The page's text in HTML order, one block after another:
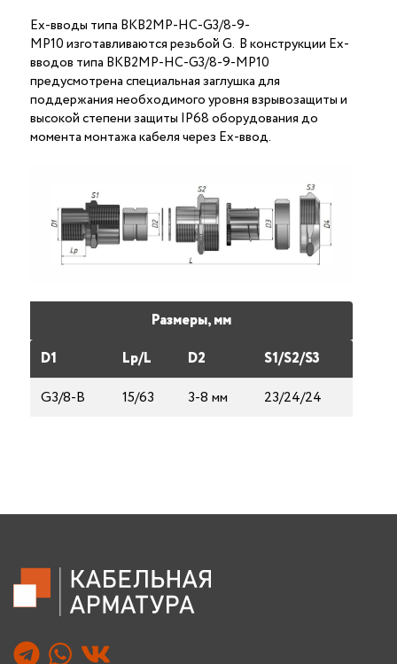
Ex-вводы типа ВКВ2МР-НС-G3/8-9-
МР10 изготавливаются резьбой G. В конструкции Ex-
вводов типа ВКВ2МР-НС-G3/8-9-МР10
предусмотрена специальная заглушка для
поддержания необходимого уровня взрывозащиты и
высокой степени защиты IP68 оборудования до
момента монтажа кабеля через Ex-ввод.
Размеры, мм
D1
Lp/L D2
S1/S2/S3
G3/8-B
15/63 3-8 мм 23/24/24